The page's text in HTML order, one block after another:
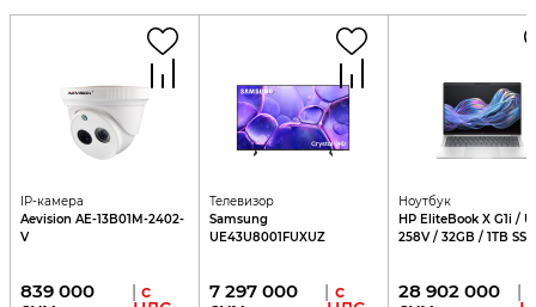
IP-камера
Aevision AE-13B01M-2402-
V
839 000 | с
Телевизор
Samsung
UE43U8001FUXUZ
7 297 000 | с
Ноутбук
HP EliteBook X G1i /
258V / 32GB / 1TB
28 902 000 |